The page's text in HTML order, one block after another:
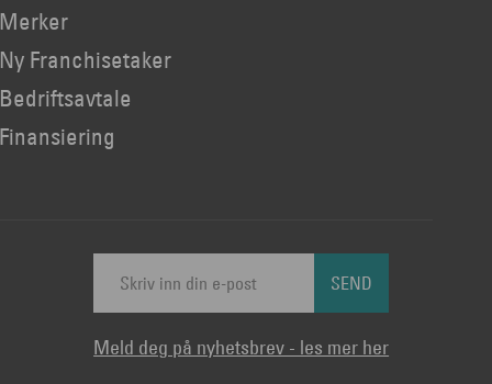
Merker
Ny Franchisetaker
Bedriftsavtale
Finansiering
SEND
Meld deg på nyhetsbrev - les mer her